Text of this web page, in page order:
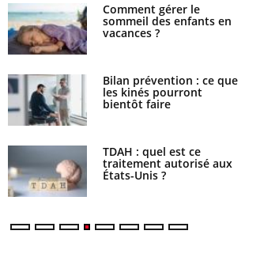
Comment gérer le
sommeil des enfants en
vacances ?
Bilan prévention : ce que
les kinés pourront
bientôt faire
TDAH : quel est ce
traitement autorisé aux
États-Unis ?